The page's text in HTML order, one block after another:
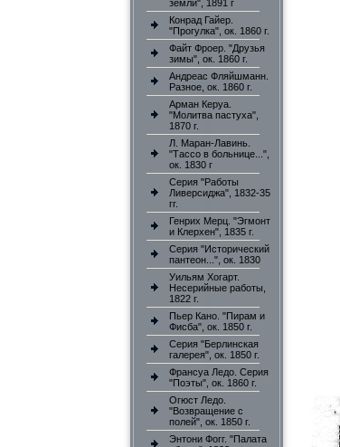
земли", 1891 г
Конрад Гайер.
"Прогулка", ок. 1860 г.
Файт Фроер. "Друзья
зимы", ок. 1860 г.
Андреас Фляйшманн.
Разное, ок. 1860 г.
Арман Керуа.
"Молитва пастуха",
1870 г.
Л. Маран-Лавинь.
"Тассо в больнице...",
ок. 1830 г
Серия "Работы
Ливерсиджа", 1832-35
гг.
Генрих Мерц. "Эгмонт
и Клерхен", 1835 г.
Серия "Исторический
пантеон...", ок. 1830
Уильям Хогарт.
Несерийные работы,
1822 г.
Пьер Кано. "Пирам и
Фисба", ок. 1850 г.
Серия "Берлинская
галерея", ок. 1850 г.
Франсуа Ледо. Серия
"Поэты", ок. 1860 г.
Огюст Ледо.
"Возвращение с
полей", ок. 1850 г.
Энтони Фогг. "Палата